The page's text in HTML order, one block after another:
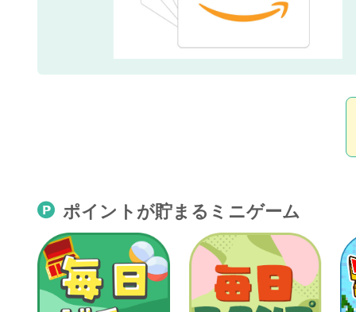
ポイントが貯まるミニゲーム